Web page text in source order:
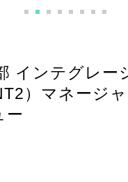
インテグレー
）マネージ
ー